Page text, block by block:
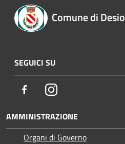
Comune di Desio
SEGUICI SU
FacebookInstagram
AMMINISTRAZIONE
Organi di Governo